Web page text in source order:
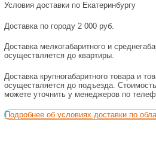
Условия доставки по Екатеринбургу
Доставка по городу 2 000 руб.
Доставка мелкогабаритного и
осуществляется до квартиры.
Доставка крупногабаритного товара и
осуществляется до подъезда.
можете уточнить у менеджеров по
Подробнее об условиях доставки по